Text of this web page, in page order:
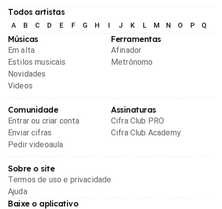
Todos artistas
A B C D E F G H I J K L M N O P Q
Músicas
Em alta
Estilos musicais
Novidades
Videos
Ferramentas
Afinador
Metrônomo
Comunidade
Entrar ou criar conta
Enviar cifras
Pedir videoaula
Assinaturas
Cifra Club PRO
Cifra Club Academy
Sobre o site
Termos de uso e privacidade
Ajuda
Baixe o aplicativo